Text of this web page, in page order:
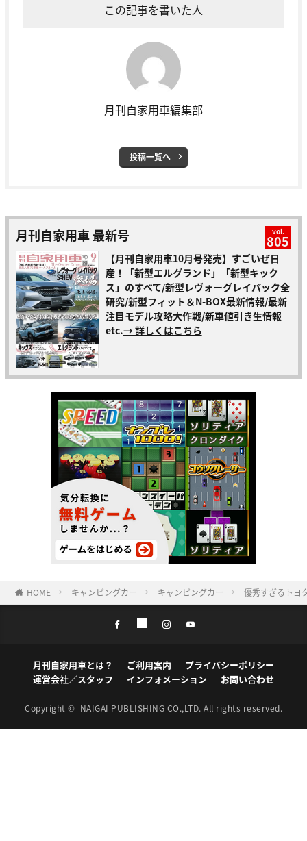
この記事を書いた人
月刊自家用車編集部
投稿一覧へ
月刊自家用車 最新号 vol.
805
【月刊自家用車10月号発売】すごいぜ日
産！「新型エルグランド」「新型キック
ス」のすべて/新型レヴォーグレイバック全
研究/新型フィット＆N-BOX最新情報/最新
注目モデル攻略大作戦/新車値引き生情報
etc.→ 詳しくはこちら
HOME キャンピングカー キャンピングカー 優秀すぎるトヨ
月刊自家用車とは？ ご利用案内
プライバシーポリシー
運営会社／スタッフ
インフォメーション お問い合わせ
Copyright © NAIGAI PUBLISHING CO.,LTD. All rights reserved.